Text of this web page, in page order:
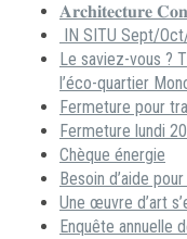
𝐀𝐫𝐜𝐡𝐢𝐭𝐞𝐜𝐭𝐮𝐫𝐞
IN SITU Sept/
Le saviez-vous ?
l’éco-quartier
Fermeture pour
Fermeture lundi
Chèque énergie
Besoin d’aide
Une œuvre d’art
Enquête annuelle